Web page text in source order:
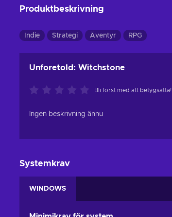
Produktbeskrivning
Indie Strategi Äventyr RPG
Unforetold: Witchstone
Bli först med att betygsätta!
Ingen beskrivning ännu
Systemkrav
WINDOWS